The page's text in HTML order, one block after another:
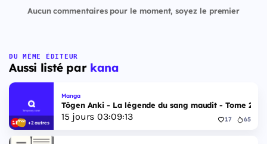
Aucun commentaires pour le moment, soyez le premier
DU MÊME ÉDITEUR
Aussi listé par kana
+2 autres
Manga
Tôgen Anki - La légende du sang maudit - Tome 27
15 jours 03:09:12 17 65